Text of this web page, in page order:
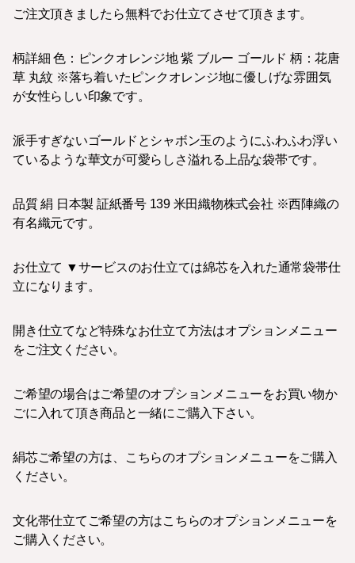
ご注文頂きましたら無料でお仕立てさせて頂きます。
柄詳細 色：ピンクオレンジ地 紫 ブルー ゴールド 柄：花唐
草 丸紋 ※落ち着いたピンクオレンジ地に優しげな雰囲気
が女性らしい印象です。
派手すぎないゴールドとシャボン玉のようにふわふわ浮い
ているような華文が可愛らしさ溢れる上品な袋帯です。
品質 絹 日本製 証紙番号 139 米田織物株式会社 ※西陣織の
有名織元です。
お仕立て ▼サービスのお仕立ては綿芯を入れた通常袋帯仕
立になります。
開き仕立てなど特殊なお仕立て方法はオプションメニュー
をご注文ください。
ご希望の場合はご希望のオプションメニューをお買い物か
ごに入れて頂き商品と一緒にご購入下さい。
絹芯ご希望の方は、こちらのオプションメニューをご購入
ください。
文化帯仕立てご希望の方はこちらのオプションメニューを
ご購入ください。